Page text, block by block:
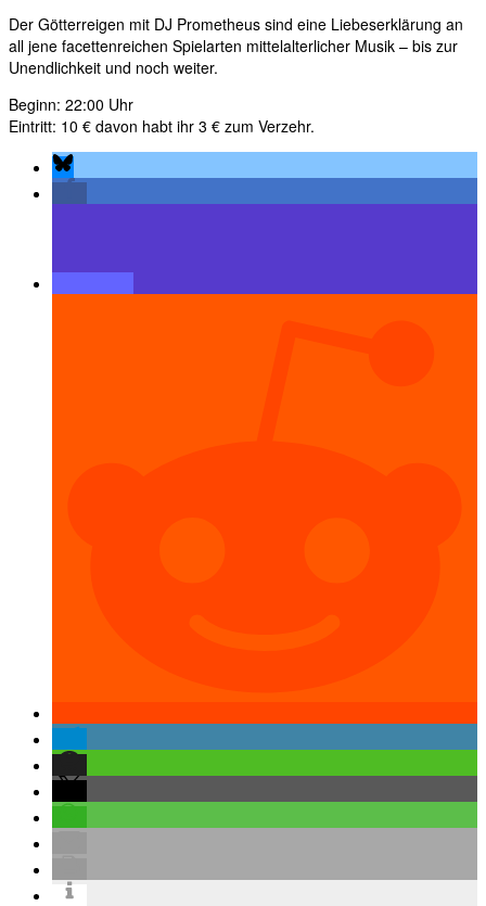
Der Götterreigen mit DJ Prometheus sind eine Liebeserklärung an
all jene facettenreichen Spielarten mittelalterlicher Musik – bis zur
Unendlichkeit und noch weiter.
Beginn: 22:00 Uhr
Eintritt: 10 € davon habt ihr 3 € zum Verzehr.